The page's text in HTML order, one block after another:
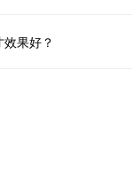
果好？